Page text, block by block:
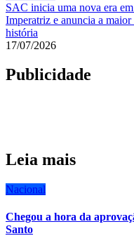
SAC inicia uma nova era
Imperatriz e anuncia a maior
história
17/07/2026
Publicidade
Leia mais
Nacional
Chegou a hora da
Santo